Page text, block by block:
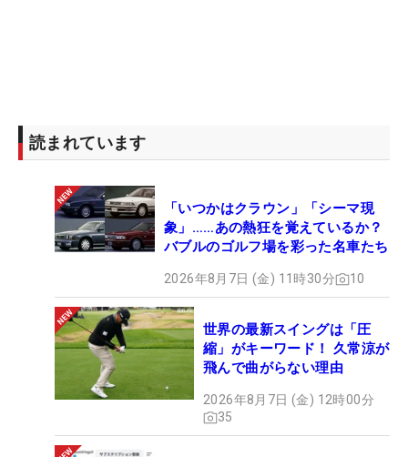
読まれています
「いつかはクラウン」「シーマ現
象」……あの熱狂を覚えているか？
バブルのゴルフ場を彩った名車たち
2026年8月7日 (金) 11時30分 10
世界の最新スイングは「圧
縮」がキーワード！ 久常涼が
飛んで曲がらない理由
2026年8月7日 (金) 12時00分
35